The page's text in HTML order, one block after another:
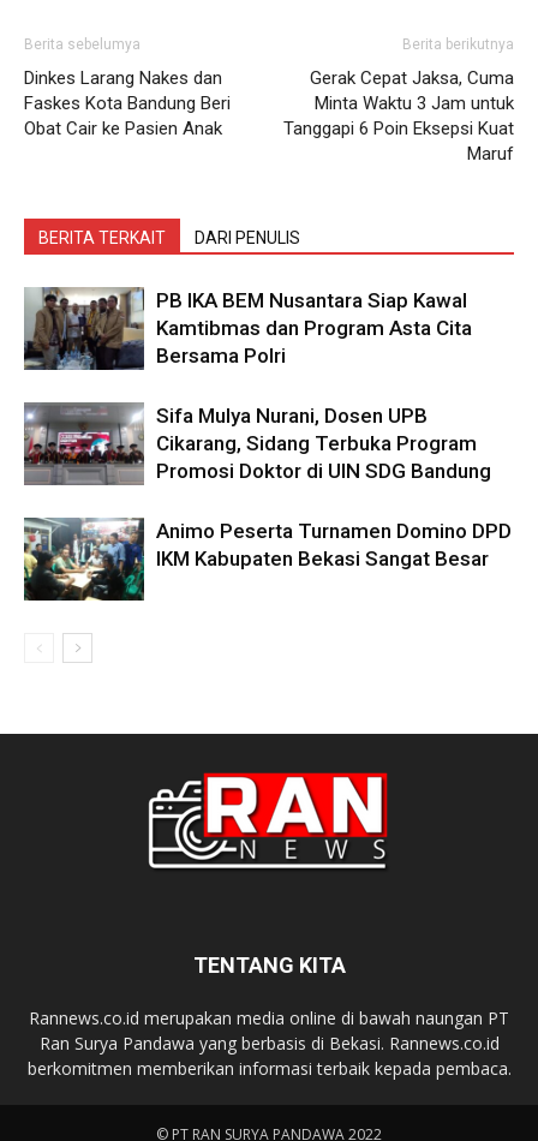
Berita sebelumya
Dinkes Larang Nakes dan
Faskes Kota Bandung Beri
Obat Cair ke Pasien Anak
Berita berikutnya
Gerak Cepat Jaksa, Cuma
Minta Waktu 3 Jam untuk
Tanggapi 6 Poin Eksepsi Kuat
Maruf
BERITA TERKAIT DARI PENULIS
PB IKA BEM Nusantara Siap Kawal
Kamtibmas dan Program Asta Cita
Bersama Polri
Sifa Mulya Nurani, Dosen UPB
Cikarang, Sidang Terbuka Program
Promosi Doktor di UIN SDG Bandung
Animo Peserta Turnamen Domino DPD
IKM Kabupaten Bekasi Sangat Besar
TENTANG KITA
Rannews.co.id merupakan media online di bawah naungan PT
Ran Surya Pandawa yang berbasis di Bekasi. Rannews.co.id
berkomitmen memberikan informasi terbaik kepada pembaca.
© PT RAN SURYA PANDAWA 2022